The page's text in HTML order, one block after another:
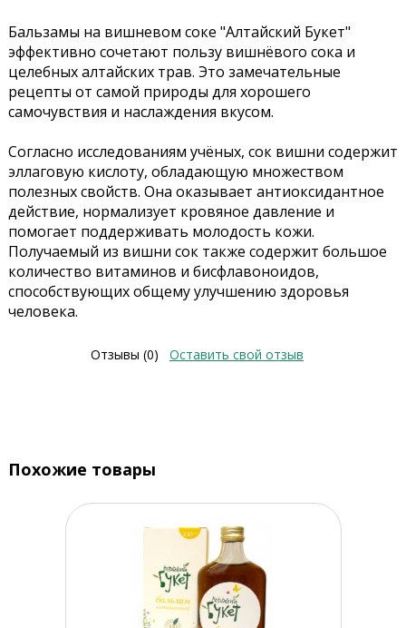
Бальзамы на вишневом соке "Алтайский Букет"
эффективно сочетают пользу вишнёвого сока и
целебных алтайских трав. Это замечательные
рецепты от самой природы для хорошего
самочувствия и наслаждения вкусом.
Согласно исследованиям учёных, сок вишни содержит
эллаговую кислоту, обладающую множеством
полезных свойств. Она оказывает антиоксидантное
действие, нормализует кровяное давление и
помогает поддерживать молодость кожи.
Получаемый из вишни сок также содержит большое
количество витаминов и бисфлавоноидов,
способствующих общему улучшению здоровья
человека.
Отзывы (0) Оставить свой отзыв
Похожие товары